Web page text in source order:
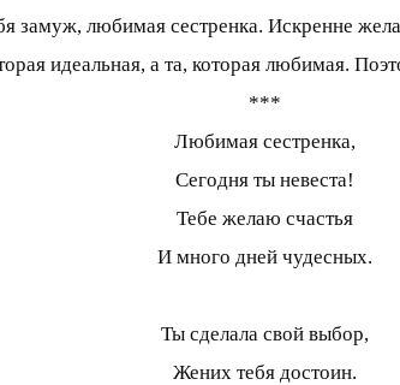
любимая сестренка. Искренне
идеальная, а та, которая любимая.
***
Любимая сестренка,
Сегодня ты невеста!
Тебе желаю счастья
И много дней чудесных.
Ты сделала свой выбор,
Жених тебя достоин.